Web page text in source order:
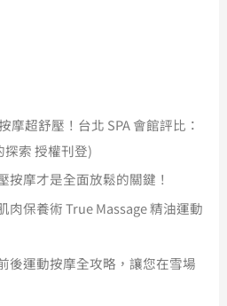
摩超舒壓！台北 SPA 會館評比：
探索 授權刊登)
摩才是全面放鬆的關鍵！
肉保養術 True Massage 精油運動
後運動按摩全攻略，讓您在雪場